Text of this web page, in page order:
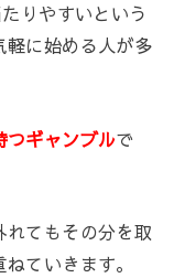
りやすいという
軽に始める人が多
つギャンブルで
てもその分を取
ていきます。